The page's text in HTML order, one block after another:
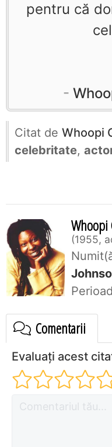
pentru că
Citat de Whoopi
celebritate,
Whoopi
1955,
Comentarii
Evaluați acest